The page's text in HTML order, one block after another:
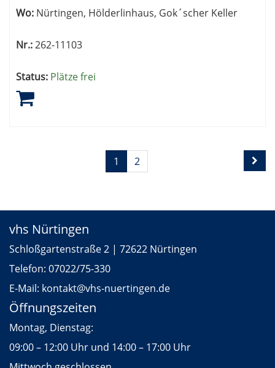
Wo: Nürtingen, Hölderlinhaus, Gok´scher Keller
Nr.:262-11103
Status: Plätze frei
Seiten
blättern
1 2
vhs Nürtingen
Schloßgartenstraße 2 | 72622 Nürtingen
Telefon: 07022/75-330
E-Mail: kontakt@vhs-nuertingen.de
Öffnungszeiten
Montag, Dienstag:
09:00 – 12:00 Uhr und 14:00 – 17:00 Uhr